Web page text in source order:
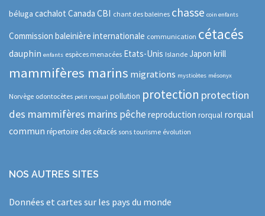
béluga cachalot Canada CBI chant des baleines chasse coin enfants
Commission baleinière internationale communication cétacés
dauphin enfants espèces menacées Etats-Unis Islande Japon krill
mammifères marins migrations mysticètes mésonyx
Norvège odontocètes petit rorqual pollution protection protection
des mammifères marins pêche reproduction rorqual rorqual
commun répertoire des cétacés sons tourisme évolution
NOS AUTRES SITES
Données et cartes sur les pays du monde